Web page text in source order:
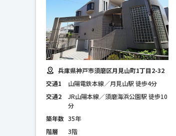
兵庫県神戸市須磨区月見山町1丁目2-32
交通1
山陽電鉄本線／月見山駅 徒歩4分
交通2
JR山陽本線／須磨海浜公園駅 徒歩10
分
築年数 35年
階層
3階